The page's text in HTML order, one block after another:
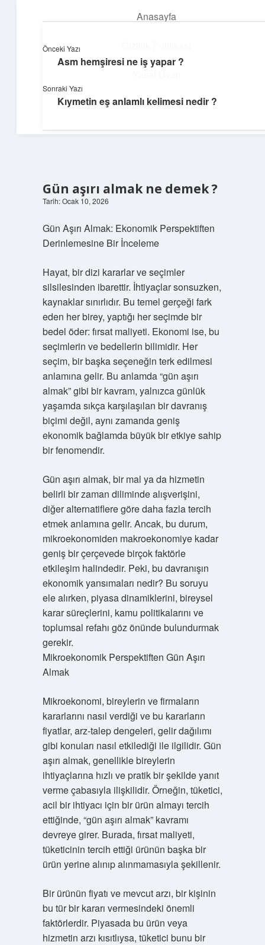
Anasayfa
Hakkımızda
Neşeli Bilgi Durağı
Hızlı hikayelerle gününü şenlendir!
Gün aşırı almak ne demek ?
Tarih: Ocak 10, 2026
Gün Aşırı Almak: Ekonomik Perspektiften
Derinlemesine Bir İnceleme
Hayat, bir dizi kararlar ve seçimler
silsilesinden ibarettir. İhtiyaçlar sonsuzken,
kaynaklar sınırlıdır. Bu temel gerçeği fark
eden her birey, yaptığı her seçimde bir
bedel öder: fırsat maliyeti. Ekonomi ise, bu
seçimlerin ve bedellerin bilimidir. Her
seçim, bir başka seçeneğin terk edilmesi
anlamına gelir. Bu anlamda “gün aşırı
almak” gibi bir kavram, yalnızca günlük
yaşamda sıkça karşılaşılan bir davranış
biçimi değil, aynı zamanda geniş
ekonomik bağlamda büyük bir etkiye sahip
bir fenomendir.
Gün aşırı almak, bir mal ya da hizmetin
belirli bir zaman diliminde alışverişini,
diğer alternatiflere göre daha fazla tercih
etmek anlamına gelir. Ancak, bu durum,
mikroekonomiden makroekonomiye kadar
geniş bir çerçevede birçok faktörle
etkileşim halindedir. Peki, bu davranışın
ekonomik yansımaları nedir? Bu soruyu
ele alırken, piyasa dinamiklerini, bireysel
karar süreçlerini, kamu politikalarını ve
toplumsal refahı göz önünde bulundurmak
gerekir.
Mikroekonomik Perspektiften Gün Aşırı
Almak
Mikroekonomi, bireylerin ve firmaların
kararlarını nasıl verdiği ve bu kararların
fiyatlar, arz-talep dengeleri, gelir dağılımı
gibi konuları nasıl etkilediği ile ilgilidir. Gün
aşırı almak, genellikle bireylerin
ihtiyaçlarına hızlı ve pratik bir şekilde yanıt
verme çabasıyla ilişkilidir. Örneğin, tüketici,
acil bir ihtiyacı için bir ürün almayı tercih
ettiğinde, “gün aşırı almak” kavramı
devreye girer. Burada, fırsat maliyeti,
tüketicinin tercih ettiği ürünün başka bir
ürün yerine alınıp alınmamasıyla şekillenir.
Bir ürünün fiyatı ve mevcut arzı, bir kişinin
bu tür bir kararı vermesindeki önemli
faktörlerdir. Piyasada bu ürün veya
hizmetin arzı kısıtlıysa, tüketici bunu bir
Önceki Yazı
Asm hemşiresi ne iş yapar ?
Sonraki Yazı
Kıymetin eş anlamlı kelimesi nedir ?